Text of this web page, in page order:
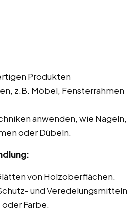
Produkten
z.B. Möbel, Fensterrahmen
anwenden, wie Nageln,
oder Dübeln.
von Holzoberflächen.
und Veredelungsmitteln
Farbe.